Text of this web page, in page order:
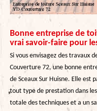
Bonne entreprise de
vrai savoir-faire pour
Si vous envisagez des travaux
Couverture 72, une bonne
de Sceaux Sur Huisne. Elle
tout type de prestation dans
totale des techniques et a un